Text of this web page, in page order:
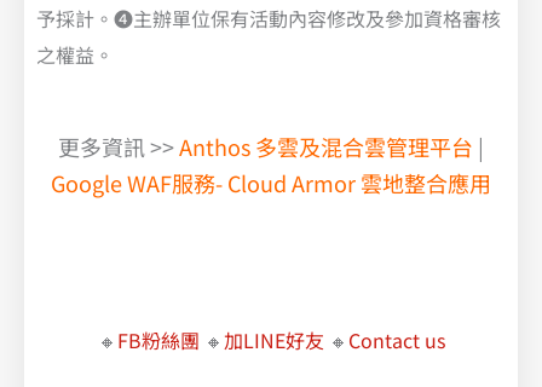
予採計。❹主辦單位保有活動內容修改及參加資格審核
之權益。
更多資訊 >>Anthos 多雲及混合雲管理平台 |
Google WAF服務- Cloud Armor 雲地整合應用
🔸 FB粉絲團 🔸加LINE好友 🔸 Contact us